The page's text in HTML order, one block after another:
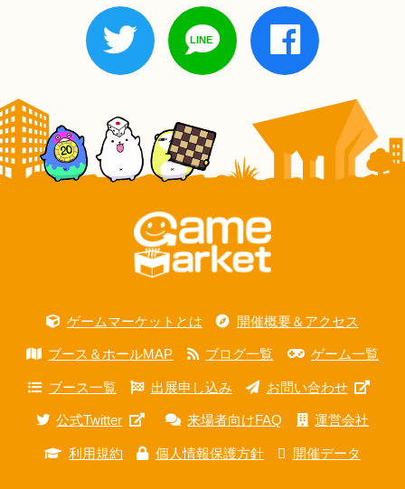
ゲームマーケットとは 開催概要＆アクセス
ブース＆ホールMAP ブログ一覧 ゲーム一覧
ブース一覧 出展申し込み お問い合わせ
公式Twitter 来場者向けFAQ 運営会社
利用規約 個人情報保護方針 開催データ